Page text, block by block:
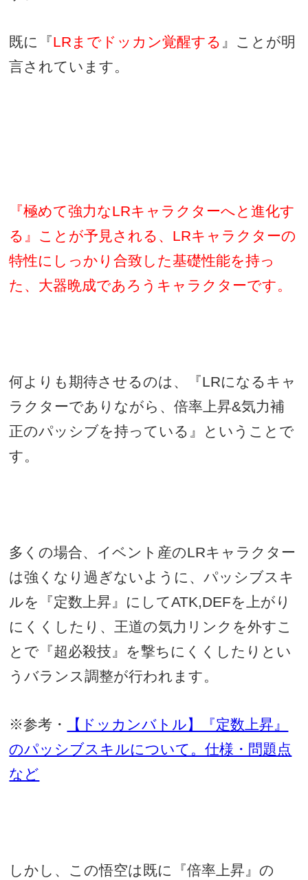
既に『LR までドッカン覚醒する 』ことが明
言されています。
『極めて強力なLRキャラクターへと進化す
る』ことが予見される、 LRキャラクターの
特性にしっかり合致した基礎性能を持っ
た、大器晩成であろうキャラクターです。
何よりも期待させるのは、『LRになるキャ
ラクターでありながら、倍率上昇&気力補
正のパッシブを持っている』ということで
す。
多くの場合、イベント産のLRキャラクター
は強くなり過ぎないように、パッシブスキ
ルを『定数上昇』にしてATK,DEFを上がり
にくくしたり、王道の気力リンクを外すこ
とで『超必殺技』を撃ちにくくしたりとい
うバランス調整が行われます。
※参考・
【ドッカンバトル】『定数上昇』
のパッシブスキルについて。仕様・問題点
など
しかし、この悟空は既に『倍率上昇』の